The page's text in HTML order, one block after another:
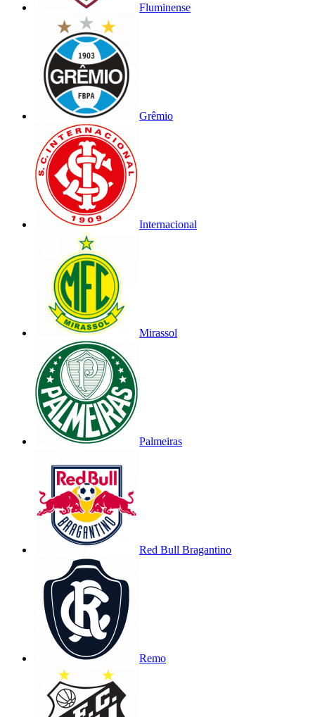
Fluminense
Grêmio
Internacional
Mirassol
Palmeiras
Red Bull Bragantino
Remo